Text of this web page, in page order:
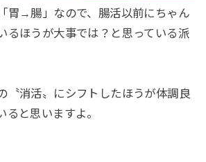
胃→腸」なので、腸活以前にちゃん
るほうが大事では？と思っている派
〝消活〟にシフトしたほうが体調良
ると思いますよ。